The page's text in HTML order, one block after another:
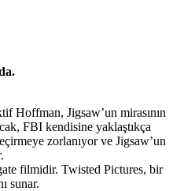
Hoffman, Jigsaw’un mirasının
FBI kendisine yaklaştıkça
zorlanıyor ve Jigsaw’un
filmidir. Twisted Pictures, bir
sunar.